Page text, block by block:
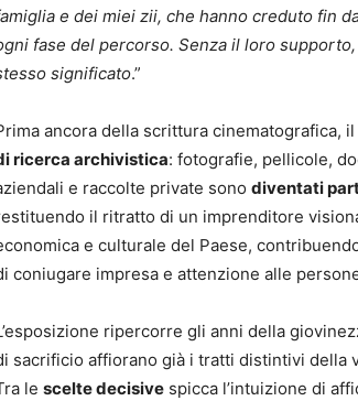
e dei miei zii, che hanno creduto fin
fase del percorso. Senza il loro
significato.”
ancora della scrittura cinematografica, il
ricerca archivistica: fotografie, pellicole,
e raccolte private sono diventati
il ritratto di un imprenditore
e culturale del Paese,
coniugare impresa e attenzione alle
ripercorre gli anni della
sacrificio affiorano già i tratti distintivi della
le scelte decisive spicca l’intuizione di